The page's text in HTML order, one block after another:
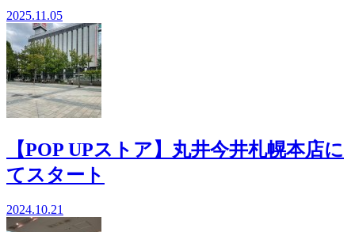
2025.11.05
【POP UPストア】丸井今井札幌本店に
てスタート
2024.10.21